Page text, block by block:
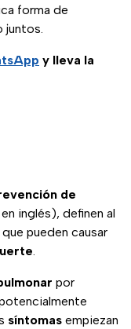
forma de
juntos.
y lleva la
de
inglés), definen al
pueden causar
.
por
síntomas empiezan